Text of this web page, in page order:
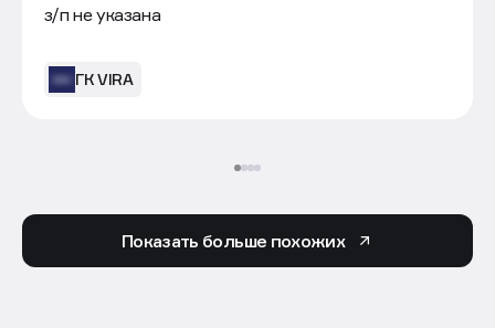
з/п не указана
ГК VIRA
Показать больше похожих